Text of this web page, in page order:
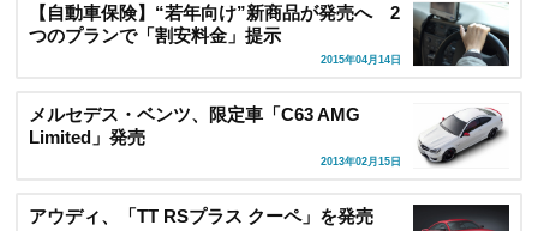
【自動車保険】“若年向け”新商品が発売へ 2
つのプランで「割安料金」提示
2015年04月14日
メルセデス・ベンツ、限定車「C63 AMG
Limited」発売
2013年02月15日
アウディ、「TT RSプラス クーペ」を発売